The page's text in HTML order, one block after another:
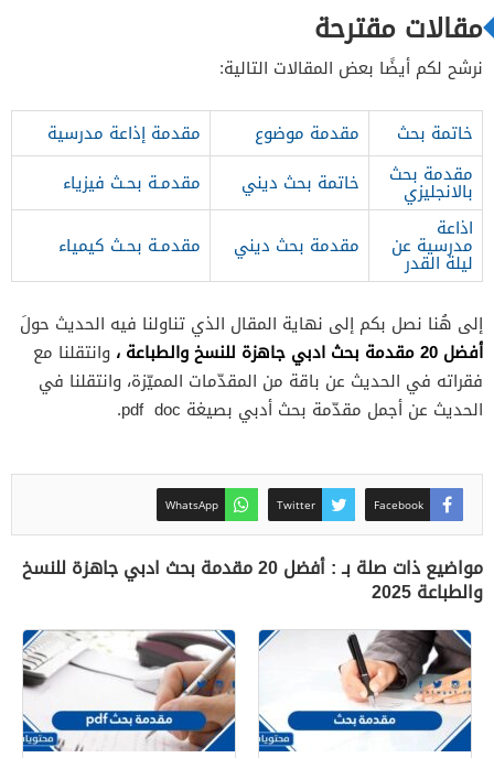
مقالات مقترحة
نرشح لكم أيضًا بعض المقالات التالية:
خاتمة بحث مقدمة موضوع
مقدمة إذاعة مدرسية
مقدمة بحث
بالانجليزي خاتمة بحث ديني
مقدمـة بحـث فيزياء
اذاعة
مدرسية عن
ليلة القدر
مقدمة بحث ديني مقدمـة بحـث كيمياء
إلى هُنا نصل بكم إلى نهاية المقال الذي تناولنا فيه الحديث حولَ
أفضل 20 مقدمة بحث ادبي جاهزة للنسخ والطباعة ،
وانتقلنا مع
فقراته في الحديث عن باقة من المقدّمات المميّزة، وانتقلنا في
الحديث عن أجمل مقدّمة بحث أدبي بصيغة pdf doc.
Facebook
Twitter
WhatsApp
مواضيع ذات صلة بـ : أفضل 20 مقدمة بحث ادبي جاهزة للنسخ
والطباعة 2025